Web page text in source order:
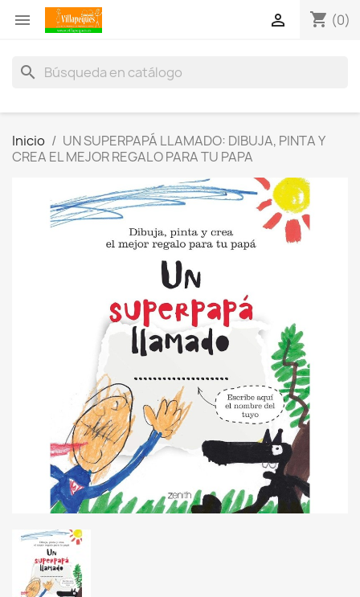
 shopping_cart (0)

search
Inicio
UN SUPERPAPÁ LLAMADO: DIBUJA, PINTA Y
CREA EL MEJOR REGALO PARA TU PAPA